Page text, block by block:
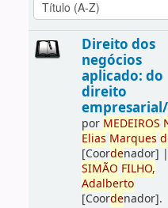
Direito dos
negócios
aplicado: do
direito
empresarial/
por MEDEIROS
Elias Marques
[Coordenador] |
SIMÃO FILHO,
Adalberto
[Coordenador].